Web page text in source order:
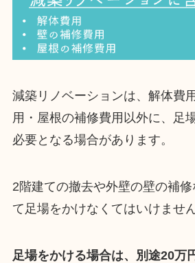
減築リノベーションは、解体費
用・屋根の補修費用以外に、足
必要となる場合があります。
2階建ての撤去や外壁の壁の補
て足場をかけなくてはいけません
足場をかける場合は、別途20万